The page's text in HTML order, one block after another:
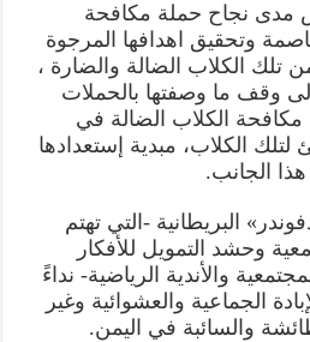
باليمن
وتبدي
استعدادها
لايجاد
الحلول
المناسبة
مغلقة
نجاح حملة مكافحة
وتحقيق اهدافها المرجوة
تلك الكلاب الضالة والضارة ،
وقف ما وصفتها بالحملات
مكافحة الكلاب الضالة في
لتلك الكلاب، مبدية إستعدادها
الجانب.
البريطانية -التي تهتم
وحشد التمويل للأفكار
والأندية الرياضية- نداءً
الجماعية والعشوائية وغير
والسائبة في اليمن.